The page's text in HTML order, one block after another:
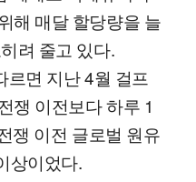
해 매달 할당량을 늘
려 줄고 있다.
르면 지난 4월 걸프
쟁 이전보다 하루 1
쟁 이전 글로벌 원유
상이었다.